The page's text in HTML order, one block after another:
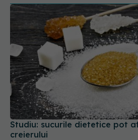
Studiu: sucurile dietetice pot
creierului